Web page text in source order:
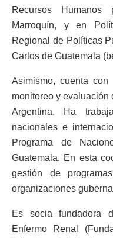
Recursos
Marroquín, y en
Regional de Políticas
Carlos de Guatemala
Asimismo, cuenta
monitoreo y evaluación
Argentina. Ha
nacionales e
Programa de
Guatemala. En esta
gestión de
organizaciones
Es socia fundadora
Enfermo Renal